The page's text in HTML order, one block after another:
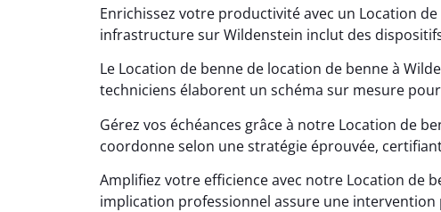
Enrichissez votre productivité avec un Location
infrastructure sur Wildenstein inclut des
Le Location de benne de location de benne à
techniciens élaborent un schéma sur mesure
Gérez vos échéances grâce à notre Location de
coordonne selon une stratégie éprouvée,
Amplifiez votre efficience avec notre Location de
implication professionnel assure une